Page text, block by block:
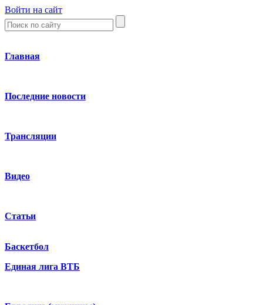
Войти на сайт
Главная
Последние новости
Трансляции
Видео
Статьи
Баскетбол
Единая лига ВТБ